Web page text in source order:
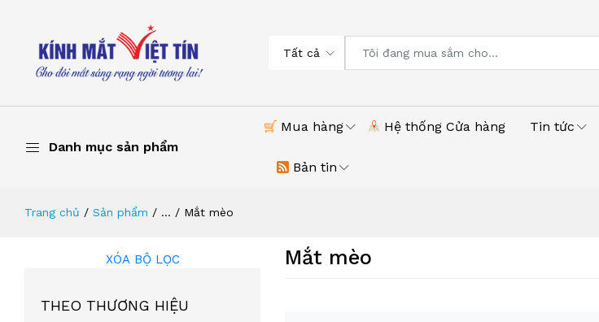
Tất cả
Danh mục sản phẩm
Mua hàng Hệ thống Cửa hàng Tin tức
Bản tin
Trang chủ Sản phẩm ... Mắt mèo
XÓA BỘ LỌC
THEO THƯƠNG HIỆU
Mắt mèo